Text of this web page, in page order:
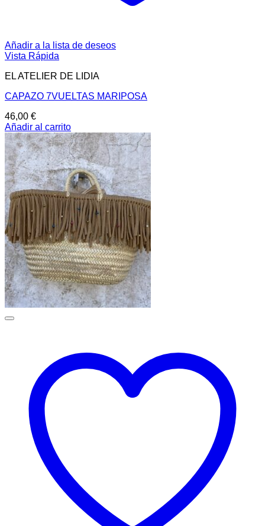
Añadir a la lista de deseos
Vista Rápida
EL ATELIER DE LIDIA
CAPAZO 7VUELTAS MARIPOSA
46,00 €
Añadir al carrito